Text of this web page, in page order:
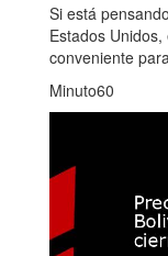
Si está
Estados
conveniente
Minuto60